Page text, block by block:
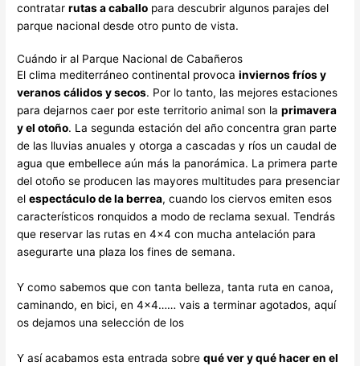
contratarrutas a caballo para descubrir algunos parajes del
parque nacional desde otro punto de vista.
Cuándo ir al Parque Nacional de Cabañeros
El clima mediterráneo continental provocainviernos fríos y
veranos cálidos y secos. Por lo tanto, las mejores estaciones
para dejarnos caer por este territorio animal son laprimavera
y el otoño. La segunda estación del año concentra gran parte
de las lluvias anuales y otorga a cascadas y ríos un caudal de
agua que embellece aún más la panorámica. La primera parte
del otoño se producen las mayores multitudes para presenciar
elespectáculo de la berrea, cuando los ciervos emiten esos
característicos ronquidos a modo de reclama sexual. Tendrás
que reservar las rutas en 4×4 con mucha antelación para
asegurarte una plaza los fines de semana.
Y como sabemos que con tanta belleza, tanta ruta en canoa,
caminando, en bici, en 4×4…… vais a terminar agotados, aquí
os dejamos una selección de los
Y así acabamos esta entrada sobrequé ver y qué hacer en el